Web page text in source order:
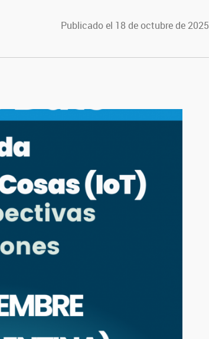
Publicado el 18 de octubre de 2025